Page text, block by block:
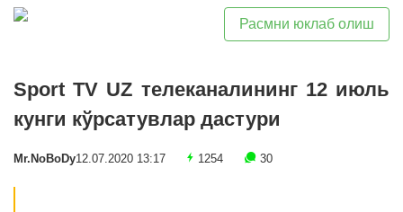
Расмни юклаб олиш
Sport TV UZ телеканалининг 12 июль
кунги кўрсатувлар дастури
Mr.NoBoDy12.07.2020 13:17 1254 30